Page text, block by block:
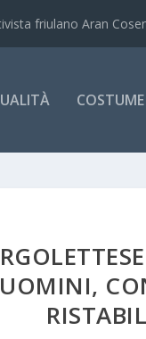
friulano Aran